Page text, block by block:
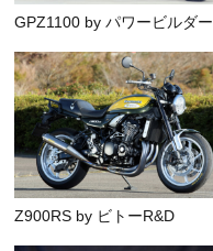
GPZ1100 by パワービルダー
Z900RS by ビトーR&D